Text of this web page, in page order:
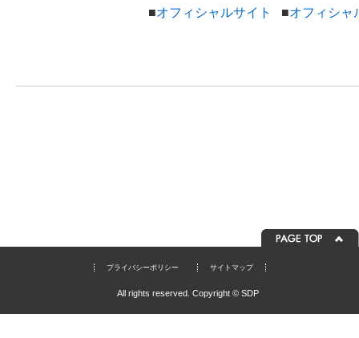
■オフィシャルサイト ■オフィシャ
プライバシーポリシー サイトマップ
All rights reserved. Copyright © SDP